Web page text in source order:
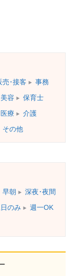
売･接客 事務
容 保育士
医療 介護
その他
早朝 深夜･夜間
のみ 週一OK